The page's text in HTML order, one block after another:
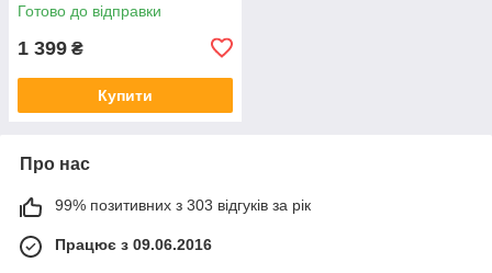
Готово до відправки
1 399 ₴
Купити
Про нас
99% позитивних з 303 відгуків за рік
Працює з 09.06.2016